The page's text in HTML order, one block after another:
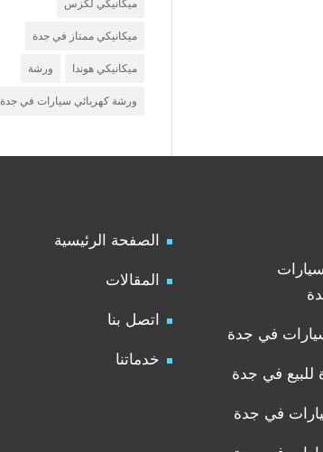
ميكانيكي لكزس
ميكانيكي ممتاز في جدة
ميكانيكي هوندا ورشة
ورشة كهربائي سيارات في جدة
في جدة
للبيع في جدة
في جدة
الصفحة الرئيسية
المقالات
اتصل بنا
خدماتنا